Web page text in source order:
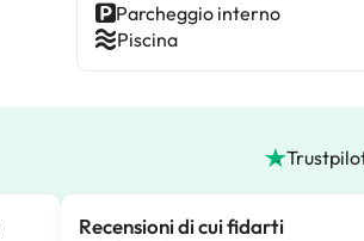
Parcheggio interno
Piscina
Recensioni di cui fidarti